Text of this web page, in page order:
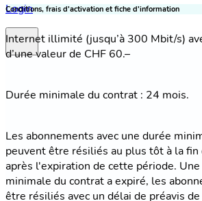
Login
Conditions, frais d'activation et fiche d'information
Internet illimité (jusqu’à 300 Mbit/s)
d’une valeur de CHF 60.–
Durée minimale du contrat : 24 mois.
Les abonnements avec une durée
peuvent être résiliés au plus tôt à la
après l'expiration de cette période.
minimale du contrat a expiré, les
être résiliés avec un délai de préavis